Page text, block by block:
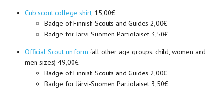
Cub scout college shirt, 15,00€
Badge of Finnish Scouts and Guides 2,00€
Badge for Järvi-Suomen Partiolaiset 3,50€
Official Scout uniform (all other age groups. child, women and
men sizes) 49,00€
Badge of Finnish Scouts and Guides 2,00€
Badge for Järvi-Suomen Partiolaiset 3,50€